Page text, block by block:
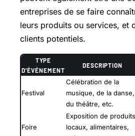
entreprises de se faire
leurs produits ou services, et
clients potentiels.
TYPE
D’ÉVÉNEMENT
DESCRIPTION
Festival
Célébration de la
musique, de la danse,
du théâtre, etc.
Foire
Exposition de produits
locaux, alimentaires,